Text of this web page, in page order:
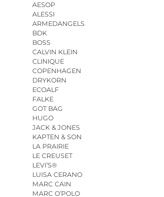
AESOP
ALESSI
ARMEDANGELS
BDK
BOSS
CALVIN KLEIN
CLINIQUE
COPENHAGEN
DRYKORN
ECOALF
FALKE
GOT BAG
HUGO
JACK & JONES
KAPTEN & SON
LA PRAIRIE
LE CREUSET
LEVI’S®
LUISA CERANO
MARC CAIN
MARC O’POLO